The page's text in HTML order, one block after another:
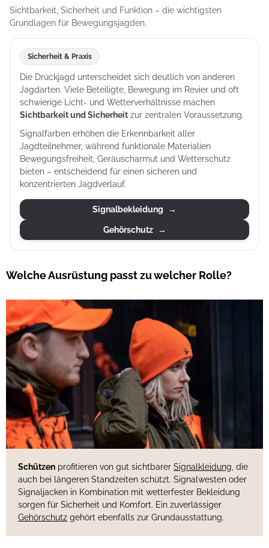
Sichtbarkeit, Sicherheit und Funktion – die wichtigsten
Grundlagen für Bewegungsjagden.
Sicherheit & Praxis
Die Drückjagd unterscheidet sich deutlich von anderen
Jagdarten. Viele Beteiligte, Bewegung im Revier und oft
schwierige Licht- und Wetterverhältnisse machen
Sichtbarkeit und Sicherheit zur zentralen Voraussetzung.
Signalfarben erhöhen die Erkennbarkeit aller
Jagdteilnehmer, während funktionale Materialien
Bewegungsfreiheit, Geräuscharmut und Wetterschutz
bieten – entscheidend für einen sicheren und
konzentrierten Jagdverlauf.
Signalbekleidung →
Gehörschutz →
Welche Ausrüstung passt zu welcher Rolle?
Schützen profitieren von gut sichtbarer Signalkleidung , die
auch bei längeren Standzeiten schützt. Signalwesten oder
Signaljacken in Kombination mit wetterfester Bekleidung
sorgen für Sicherheit und Komfort. Ein zuverlässiger
Gehörschutz gehört ebenfalls zur Grundausstattung.